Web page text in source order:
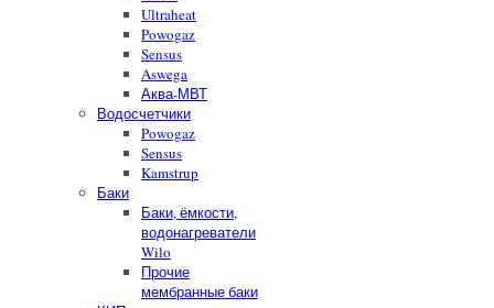
Ultraheat
Powogaz
Sensus
Aswega
Аква-МВТ
Водосчетчики
Powogaz
Sensus
Kamstrup
Баки
Баки, ёмкости,
водонагреватели
Wilo
Прочие
мембранные баки